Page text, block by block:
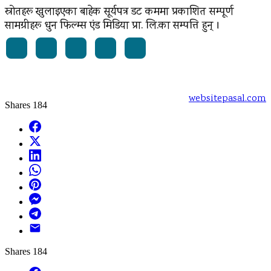
स्रोतहरू खुलाइएका बाहेक सूर्यपत्र डट कममा प्रकाशित सम्पूर्ण
सामग्रीहरू धुन फिल्म्स एंड मिडिया प्रा. लि.का सम्पत्ति हुन् ।
websitepasal.com
Shares 184
Facebook
WhatsApp
Pinterest
Messenger
Telegram
Shares 184